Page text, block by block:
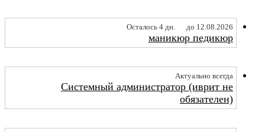
Осталось 4 дн. до 12.08.2026
маникюр педикюр
Актуально всегда
Системный администратор (иврит не
обязателен)